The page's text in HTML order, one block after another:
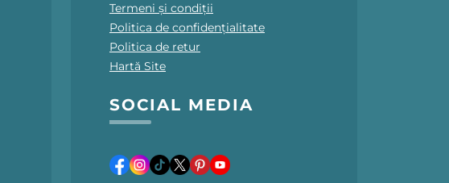
Termeni și condiții
Politica de confidențialitate
Politica de retur
Hartă Site
SOCIAL MEDIA